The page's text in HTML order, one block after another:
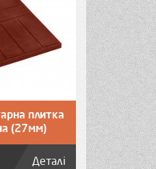
плитка
(27мм)
Деталі